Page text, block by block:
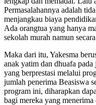
Permasalahannya adalah
menjangkau biaya
Ada orangtua yang hanya
sekolah murah namun
Maka dari itu, Yakesma
anak yatim dan dhuafa
yang berprestasi melalui
jumlah penerima Beasiswa
program ini, diharapkan
bagi mereka yang